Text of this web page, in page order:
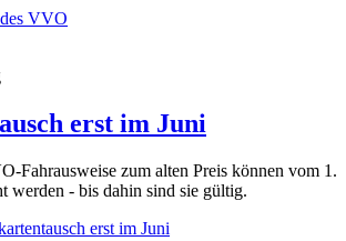
erst im Juni
Fahrausweise zum alten Preis können vom 1.
werden - bis dahin sind sie gültig.
erst im Juni